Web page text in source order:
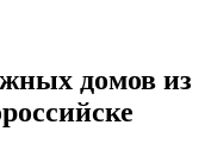
домов из